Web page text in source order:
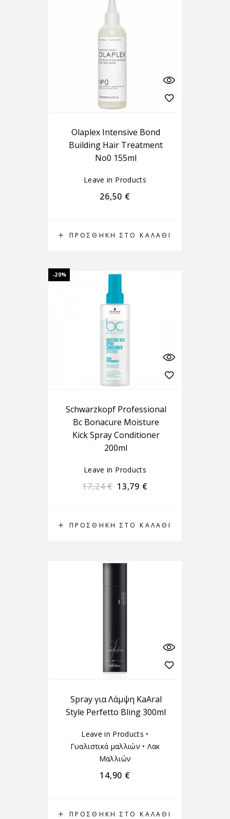
ΠΡΟΣΘΉΚΗ ΣΤΟ ΚΑΛΆΘΙ
Olaplex Intensive Bond
Building Hair Treatment
No0 155ml
Leave in Products
26,50 €
-20%
ΠΡΟΣΘΉΚΗ ΣΤΟ ΚΑΛΆΘΙ
Schwarzkopf Professional
Bc Bonacure Moisture
Kick Spray Conditioner
200ml
Leave in Products
17,24€ 13,79 €
ΠΡΟΣΘΉΚΗ ΣΤΟ ΚΑΛΆΘΙ
Spray για Λάμψη KaAral
Style Perfetto Bling 300ml
Leave in Products •
Γυαλιστικά μαλλιών •Λακ
Μαλλιών
14,90 €